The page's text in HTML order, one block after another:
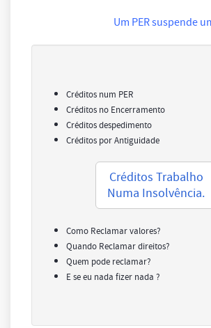
Um PER suspende
Créditos num PER
Créditos no Encerramento
Créditos despedimento
Créditos por Antiguidade
Créditos Trabalho
Numa Insolvência.
Como Reclamar valores?
Quando Reclamar direitos?
Quem pode reclamar?
E se eu nada fizer nada ?